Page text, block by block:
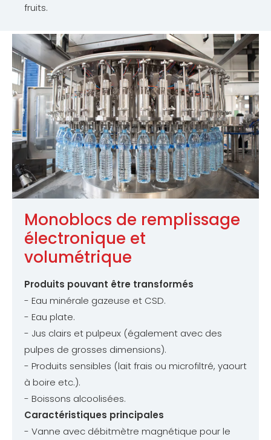
fruits.
Monoblocs de remplissage
électronique et
volumétrique
Produits pouvant être transformés
- Eau minérale gazeuse et CSD.
- Eau plate.
- Jus clairs et pulpeux (également avec des
pulpes de grosses dimensions).
- Produits sensibles (lait frais ou microfiltré, yaourt
à boire etc.).
- Boissons alcoolisées.
Caractéristiques principales
- Vanne avec débitmètre magnétique pour le